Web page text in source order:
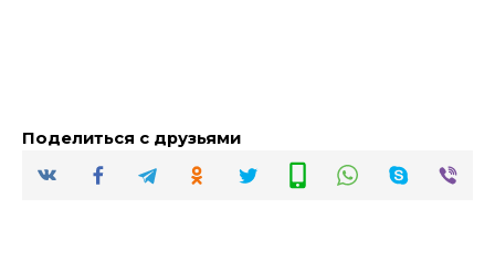
Поделиться с друзьями